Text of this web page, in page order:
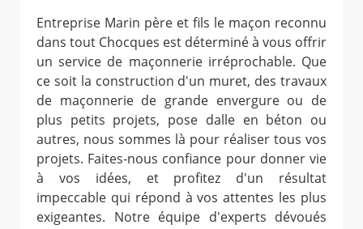
Entreprise Marin père et fils le maçon reconnu
dans tout Chocques est déterminé à vous offrir
un service de maçonnerie irréprochable. Que
ce soit la construction d'un muret, des travaux
de maçonnerie de grande envergure ou de
plus petits projets, pose dalle en béton ou
autres, nous sommes là pour réaliser tous vos
projets. Faites-nous confiance pour donner vie
à vos idées, et profitez d'un résultat
impeccable qui répond à vos attentes les plus
exigeantes. Notre équipe d'experts dévoués